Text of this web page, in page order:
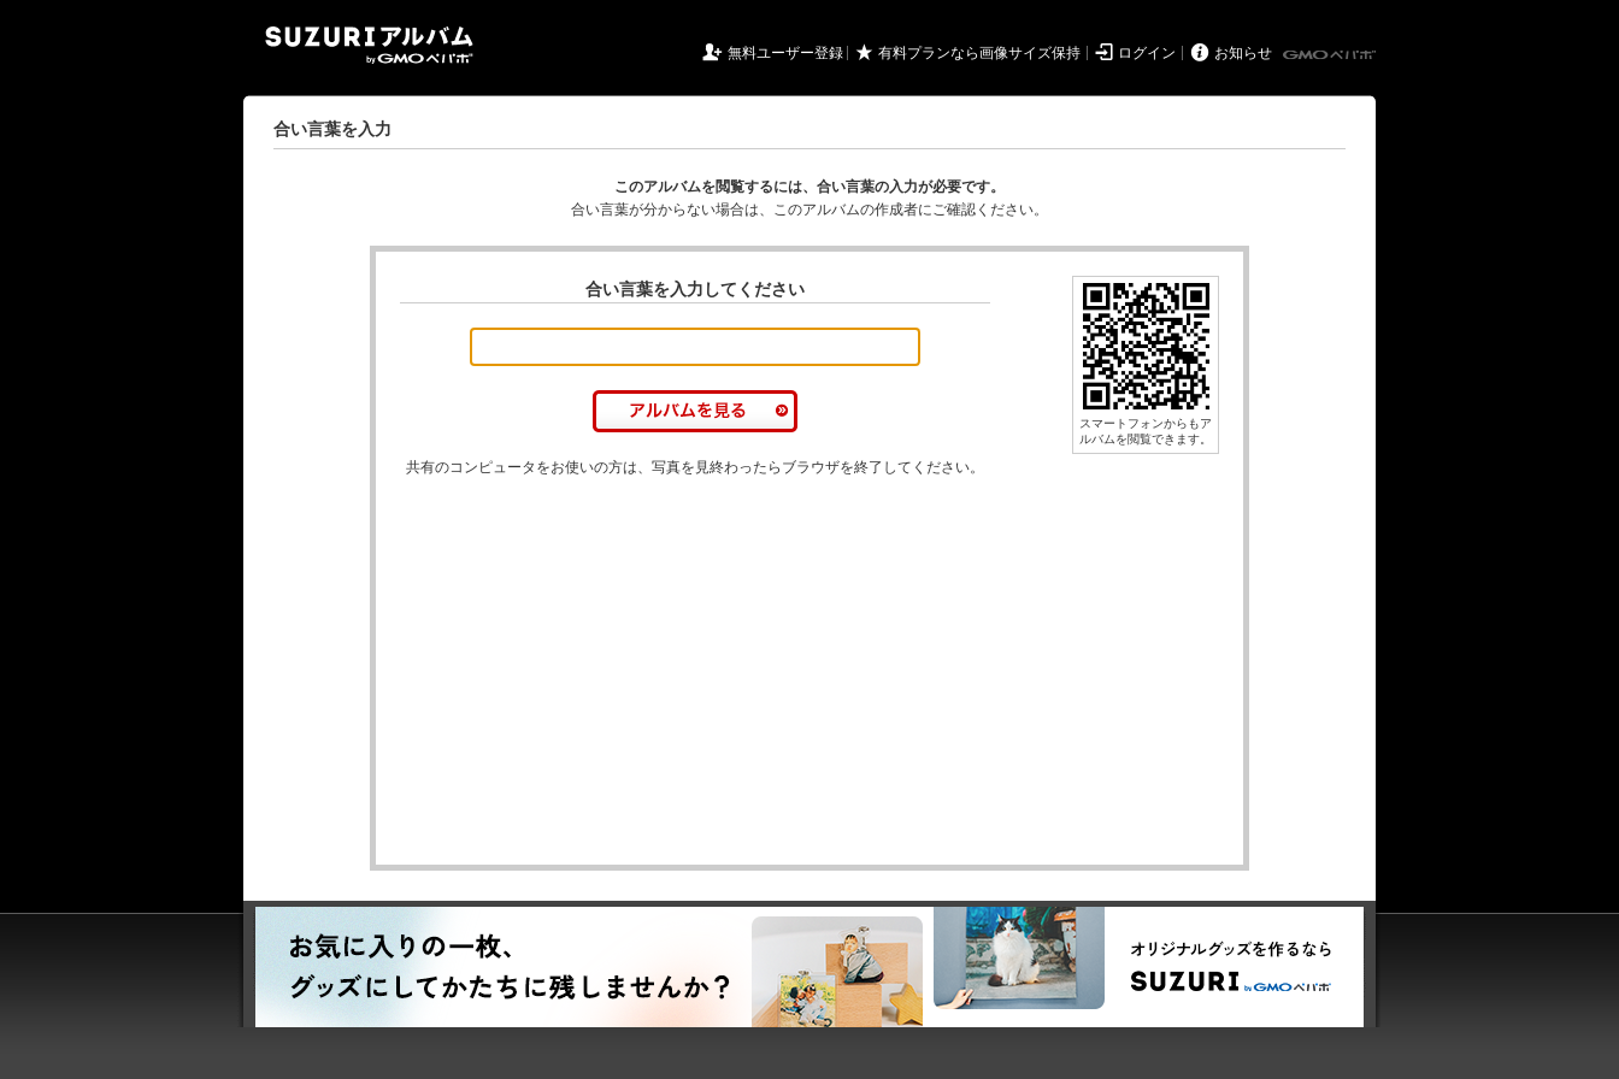
 無料ユーザー登録 ★ 有料プランなら画像サイズ保持  ログイン  お知らせ
合い言葉を入力
このアルバムを閲覧するには、合い言葉の入力が必要です。
合い言葉が分からない場合は、このアルバムの作成者にご確認ください。
合い言葉を入力してください
共有のコンピュータをお使いの方は、写真を見終わったらブラウザを終了してください。
スマートフォンからもア
ルバムを閲覧できます。